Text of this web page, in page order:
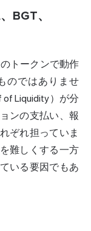
BGT、
トークンで動作
のではありませ
Liquidity）が分
ンの支払い、報
ぞれ担っていま
難しくする一方
いる要因でもあ